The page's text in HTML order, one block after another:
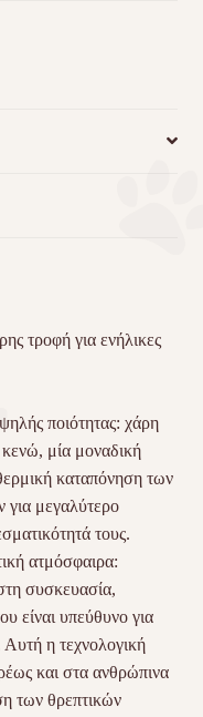
τροφή για ενήλικες
ποιότητας: χάρη
μία μοναδική
καταπόνηση των
για μεγαλύτερο
τους.
ατμόσφαιρα:
συσκευασία,
είναι υπεύθυνο για
Αυτή η τεχνολογική
και στα ανθρώπινα
των θρεπτικών